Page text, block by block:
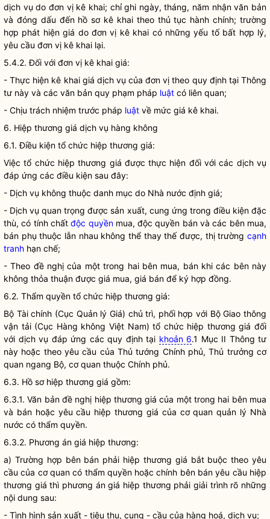
dịch vụ do đơn vị kê khai; chỉ ghi ngày, tháng, năm nhận văn bản
và đóng dấu đến hồ sơ kê khai theo thủ tục hành chính; trường
hợp phát hiệngiá do đơn vị kê khai có những yếu tố bất hợp lý,
yêu cầu đơn vị kê khai lại.
5.4.2. Đối với đơn vị kê khai giá:
- Thực hiện kê khai giá dịch vụ của đơn vị theo quy định tại Thông
tư này và các văn bản quy phạm pháp luật có liên quan;
- Chịu trách nhiệm trước pháp luật về mức giá kê khai.
6. Hiệp thương giá dịch vụ hàng không
6.1. Điều kiện tổ chức hiệp thương giá:
Việc tổ chức hiệp thương giá được thực hiện đối với các dịch vụ
đáp ứng các điều kiện sau đây:
- Dịch vụ không thuộc danh mục do Nhà nước định giá;
- Dịch vụ quan trọng được sản xuất, cung ứng trong điều kiện đặc
thù, có tính chấtđộc quyềnmua,độc quyền bán và các bên mua,
bán phụ thuộc lẫn nhau không thể thay thế được, thị trường cạnh
tranh hạn chế;
- Theo đề nghị của một trong hai bên mua, bán khi các bên này
không thỏa thuận được giá mua, giá bán để ký hợp đồng.
6.2. Thẩm quyền tổ chức hiệp thương giá:
Bộ Tài chính (Cục Quản lý Giá) chủ trì, phối hợp với Bộ Giao thông
vận tải (Cục Hàng không Việt Nam) tổ chức hiệp thươnggiá đối
với dịch vụ đáp ứng các quy định tại khoản 6.1 Mục II Thông tư
này hoặc theo yêu cầu của Thủ tướng Chính phủ, Thủ trưởng cơ
quan ngang Bộ, cơ quan thuộc Chính phủ.
6.3. Hồ sơ hiệp thương giá gồm:
6.3.1. Văn bản đề nghị hiệp thươnggiá của một trong hai bên mua
và bán hoặc yêu cầu hiệp thương giá của cơ quan quản lý Nhà
nước có thẩm quyền.
6.3.2. Phương án giá hiệp thương:
a) Trường hợp bên bán phải hiệp thương giá bắt buộc theo yêu
cầu của cơ quan có thẩm quyềnhoặc chính bên bán yêu cầu hiệp
thương giá thì phương ángiá hiệp thương phải giải trình rõ những
nội dung sau:
- Tình hình sản xuất - tiêu thụ, cung - cầu của hàng hoá, dịch vụ;